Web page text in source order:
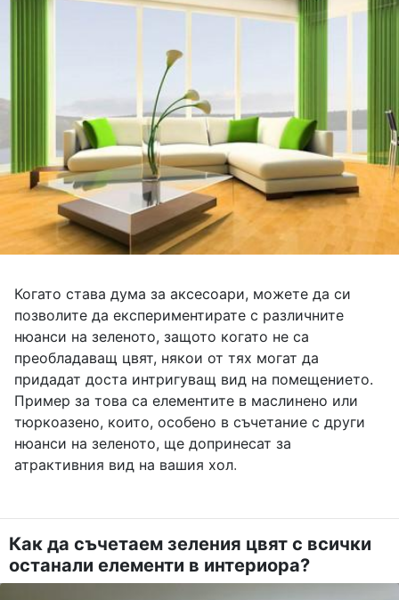
Когато става дума за аксесоари, можете да си
позволите да експериментирате с различните
нюанси на зеленото, защото когато не са
преобладаващ цвят, някои от тях могат да
придадат доста интригуващ вид на помещението.
Пример за това са елементите в маслинено или
тюркоазено, които, особено в съчетание с други
нюанси на зеленото, ще допринесат за
атрактивния вид на вашия хол.
Как да съчетаем зеления цвят с всички
останали елементи в интериора?